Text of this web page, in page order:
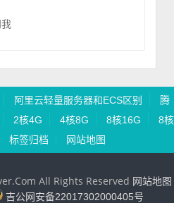
阿里云轻量服务器和ECS区别
腾
2核4G 4核8G 8核16G
8核
标签归档 网站地图
All Rights Reserved 网站地图
吉公网安备22017302000405号